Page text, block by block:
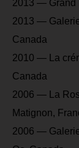
2013 — Grand
2013 —
Canada
2010 — La
Canada
2006 — La
Matignon,
2006 —